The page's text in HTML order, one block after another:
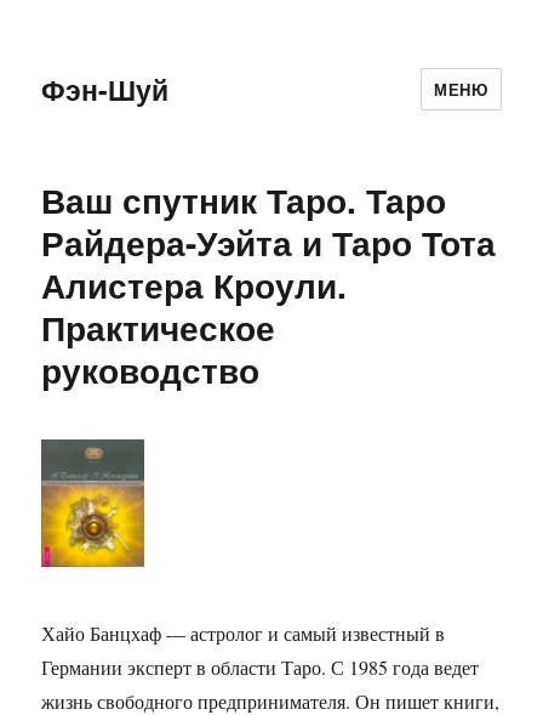
Фэн-Шуй МЕНЮ
Ваш спутник Таро. Таро
Райдера-Уэйта и Таро Тота
Алистера Кроули.
Практическое
руководство
Хайо Банцхаф — астролог и самый известный в
Германии эксперт в области Таро. С 1985 года ведет
жизнь свободного предпринимателя. Он пишет книги,